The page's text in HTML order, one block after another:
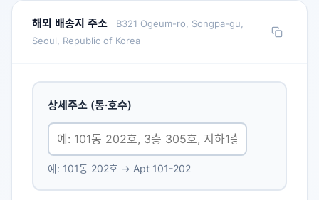
해외 배송지 주소
B321 Ogeum-ro, Songpa-gu,
Seoul, Republic of Korea
상세주소 (동·호수)
예: 101동 202호 → Apt 101-202